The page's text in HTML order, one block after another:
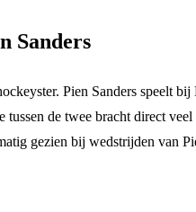
Sanders
Pien Sanders
de twee bracht direct
gezien bij wedstrijden van